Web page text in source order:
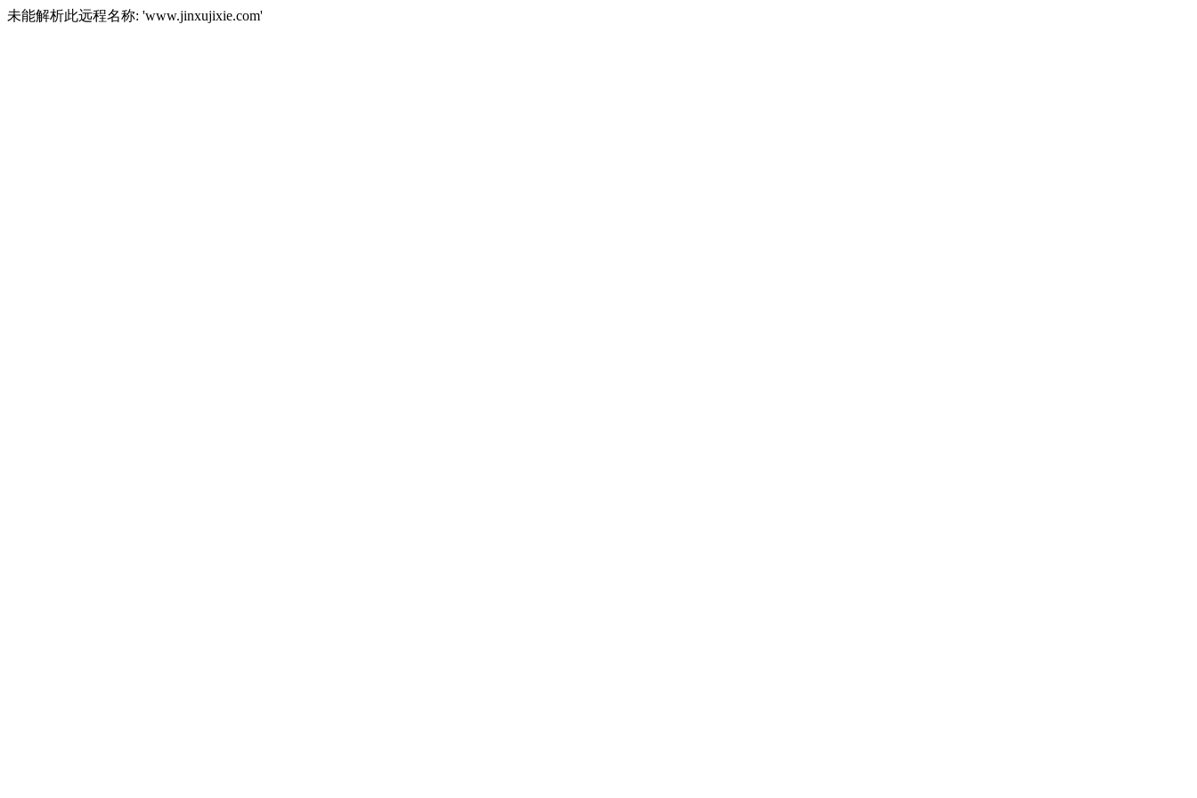
未能解析此远程名称: 'www.jinxujixie.com'